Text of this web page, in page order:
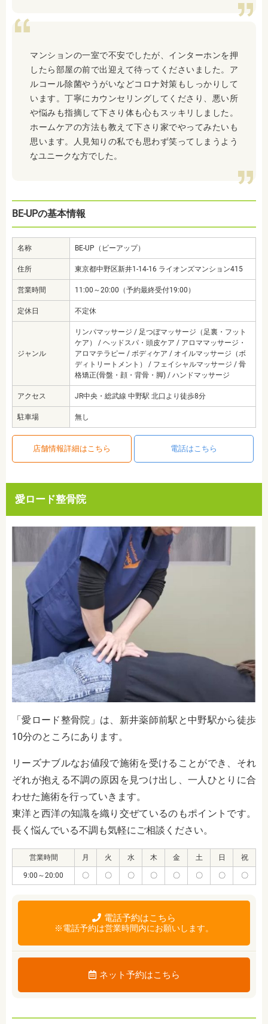
マンションの一室で不安でしたが、インターホンを押
したら部屋の前で出迎えて待ってくださいました。ア
ルコール除菌やうがいなどコロナ対策もしっかりして
います。丁寧にカウンセリングしてくださり、悪い所
や悩みも指摘して下さり体も心もスッキリしました。
ホームケアの方法も教えて下さり家でやってみたいも
思います。人見知りの私でも思わず笑ってしまうよう
なユニークな方でした。
BE-UPの基本情報
名称 BE-UP（ビーアップ）
住所 東京都中野区新井1-14-16 ライオンズマンション415
営業時間 11:00～20:00（予約最終受付19:00）
定休日 不定休
ジャンル
リンパマッサージ / 足つぼマッサージ（足裏・フット
ケア） / ヘッドスパ・頭皮ケア / アロママッサージ・
アロマテラピー / ボディケア / オイルマッサージ（ボ
ディトリートメント） / フェイシャルマッサージ / 骨
格矯正(骨盤・顔・背骨・脚) / ハンドマッサージ
アクセス JR中央・総武線 中野駅 北口より徒歩8分
駐車場 無し
店舗情報詳細はこちら 電話はこちら
愛ロード整骨院
「愛ロード整骨院」は、新井薬師前駅と中野駅から徒歩
10分のところにあります。
リーズナブルなお値段で施術を受けることができ、それ
ぞれが抱える不調の原因を見つけ出し、一人ひとりに合
わせた施術を行っていきます。
東洋と西洋の知識を織り交ぜているのもポイントです。
長く悩んでいる不調も気軽にご相談ください。
営業時間 月 火 水 木 金 土 日 祝
9:00～20:00 〇 〇 〇 〇 〇 〇 〇 〇
電話予約はこちら
※電話予約は営業時間内にお願いします。
ネット予約はこちら